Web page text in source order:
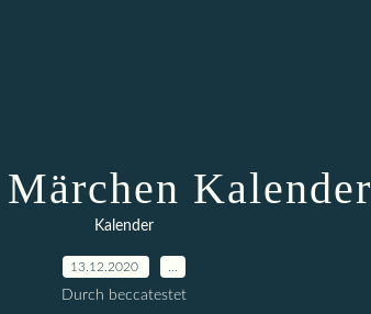
Kalender
Kalender
13.12.2020
Durch beccatestet